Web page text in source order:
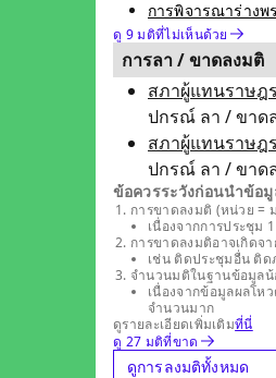
การพิจารณาร่าง
ดู 9 มติที่ไม่เห็นด้วย
การลา / ขาดลงมติ
สภาผู้แทนราษฎ
ปกรณ์ ลา / ขาด
สภาผู้แทนราษฎ
ปกรณ์ ลา / ขาด
ข้อควรระวังก่อนนำข้อ
การขาดลงมติ (หน่วย =
เนื่องจากการประชุม
การขาดลงมติอาจเกิดจ
เช่น ติดประชุมอื่น ติด
จำนวนมติในฐานข้อมูล
เนื่องจากข้อมูลผลโห
จำนวนมาก
ดูรายละเอียดเพิ่มเติมที่นี่
ดู 27 มติที่ขาด
ดูการลงมติทั้งหมด